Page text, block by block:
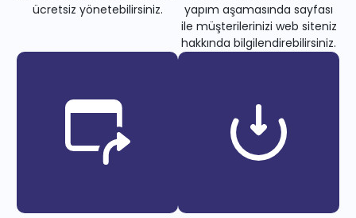
ücretsiz yönetebilirsiniz.
yapım aşamasında sayfası
ile müşterilerinizi web siteniz
hakkında bilgilendirebilirsiniz.